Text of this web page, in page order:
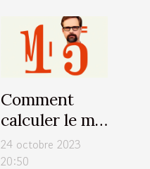
Comment
calculer le m²
?
24 octobre 2023
20:50